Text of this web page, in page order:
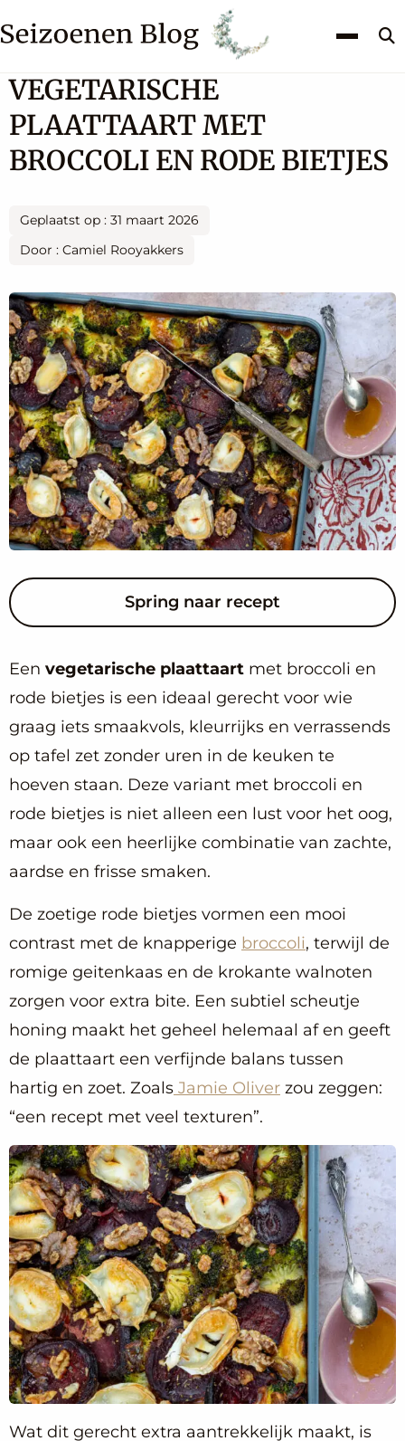
VEGETARISCHE
PLAATTAART MET
BROCCOLI EN RODE BIETJES
Geplaatst op : 31 maart 2026
Door : Camiel Rooyakkers
Spring naar recept
Een vegetarische plaattaart met broccoli en
rode bietjes is een ideaal gerecht voor wie
graag iets smaakvols, kleurrijks en verrassends
op tafel zet zonder uren in de keuken te
hoeven staan. Deze variant met broccoli en
rode bietjes is niet alleen een lust voor het oog,
maar ook een heerlijke combinatie van zachte,
aardse en frisse smaken.
De zoetige rode bietjes vormen een mooi
contrast met de knapperige broccoli, terwijl de
romige geitenkaas en de krokante walnoten
zorgen voor extra bite. Een subtiel scheutje
honing maakt het geheel helemaal af en geeft
de plaattaart een verfijnde balans tussen
hartig en zoet. Zoals Jamie Oliver zou zeggen:
“een recept met veel texturen”.
Wat dit gerecht extra aantrekkelijk maakt, is